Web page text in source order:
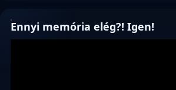
Ennyi memória elég?! Igen!